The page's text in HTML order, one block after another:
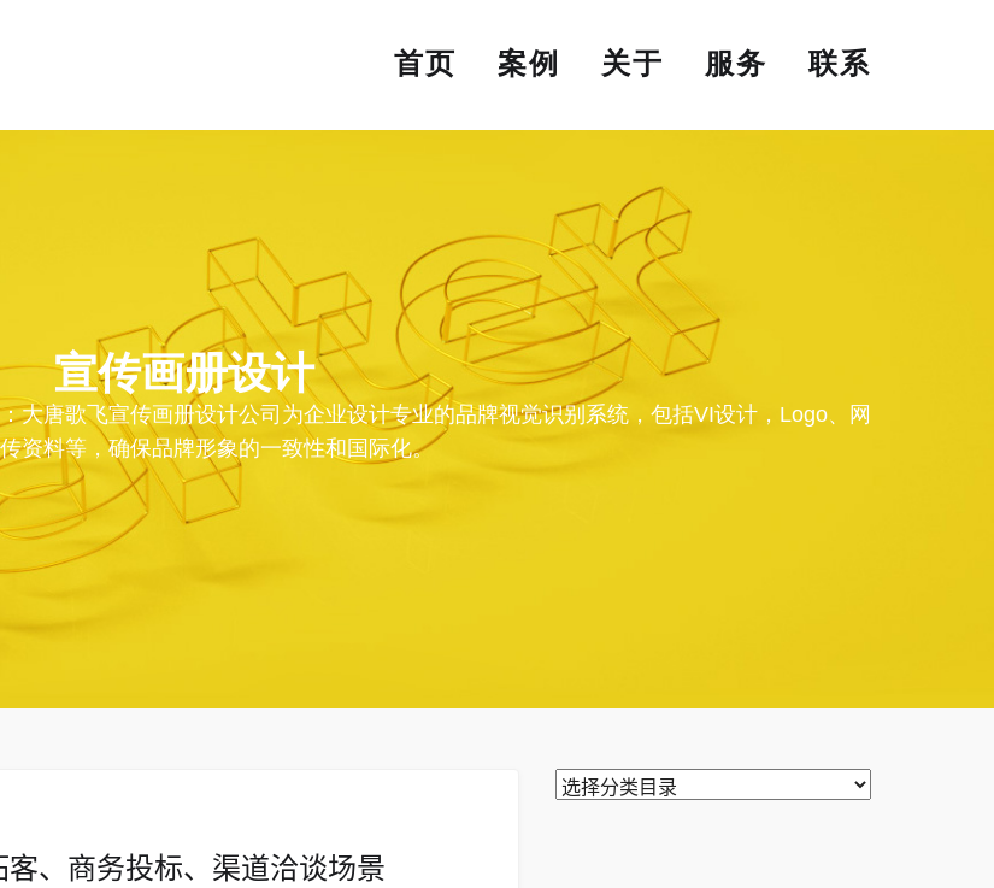
首页 案例 关于 服务 联系
宣传画册设计
大唐歌飞宣传画册设计公司为企业设计专业的品牌视觉识别系统，包括VI设计，Logo、网
资料等，确保品牌形象的一致性和国际化。
、商务投标、渠道洽谈场景
分类目录